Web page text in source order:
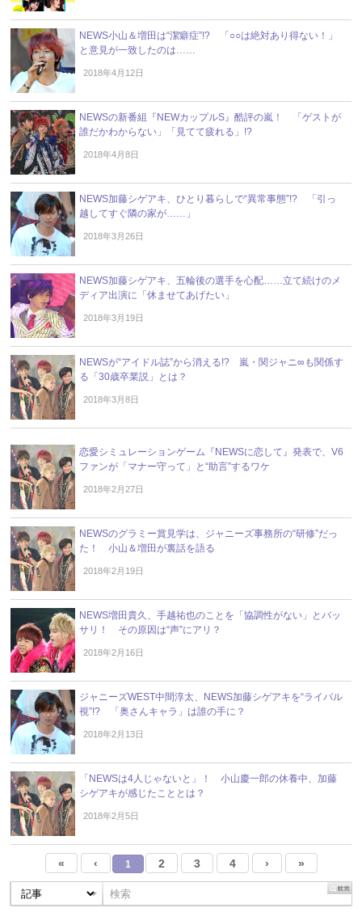
NEWS小山＆増田は“潔癖症”!? 「○○は絶対あり得ない！」
と意見が一致したのは……
2018年4月12日
NEWSの新番組『NEWカップルS』酷評の嵐！ 「ゲストが
誰だかわからない」「見てて疲れる」!?
2018年4月8日
NEWS加藤シゲアキ、ひとり暮らしで“異常事態”!? 「引っ
越してすぐ隣の家が……」
2018年3月26日
NEWS加藤シゲアキ、五輪後の選手を心配……立て続けのメ
ディア出演に「休ませてあげたい」
2018年3月19日
NEWSが“アイドル誌”から消える!? 嵐・関ジャニ∞も関係す
る「30歳卒業説」とは？
2018年3月8日
恋愛シミュレーションゲーム『NEWSに恋して』発表で、V6
ファンが「マナー守って」と“助言”するワケ
2018年2月27日
NEWSのグラミー賞見学は、ジャニーズ事務所の“研修”だっ
た！ 小山＆増田が裏話を語る
2018年2月19日
NEWS増田貴久、手越祐也のことを「協調性がない」とバッ
サリ！ その原因は“声”にアリ？
2018年2月16日
ジャニーズWEST中間淳太、NEWS加藤シゲアキを“ライバル
視”!? 「奥さんキャラ」は誰の手に？
2018年2月13日
「NEWSは4人じゃないと」！ 小山慶一郎の休養中、加藤
シゲアキが感じたこととは？
2018年2月5日
« ‹ 1 2 3 4 › »